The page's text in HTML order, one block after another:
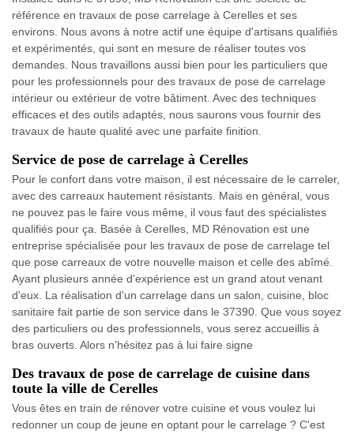
référence en travaux de pose carrelage à Cerelles et ses
environs. Nous avons à notre actif une équipe d'artisans qualifiés
et expérimentés, qui sont en mesure de réaliser toutes vos
demandes. Nous travaillons aussi bien pour les particuliers que
pour les professionnels pour des travaux de pose de carrelage
intérieur ou extérieur de votre bâtiment. Avec des techniques
efficaces et des outils adaptés, nous saurons vous fournir des
travaux de haute qualité avec une parfaite finition.
Service de pose de carrelage à Cerelles
Pour le confort dans votre maison, il est nécessaire de le carreler,
avec des carreaux hautement résistants. Mais en général, vous
ne pouvez pas le faire vous même, il vous faut des spécialistes
qualifiés pour ça. Basée à Cerelles, MD Rénovation est une
entreprise spécialisée pour les travaux de pose de carrelage tel
que pose carreaux de votre nouvelle maison et celle des abîmé.
Ayant plusieurs année d'expérience est un grand atout venant
d'eux. La réalisation d'un carrelage dans un salon, cuisine, bloc
sanitaire fait partie de son service dans le 37390. Que vous soyez
des particuliers ou des professionnels, vous serez accueillis à
bras ouverts. Alors n'hésitez pas à lui faire signe
Des travaux de pose de carrelage de cuisine dans
toute la ville de Cerelles
Vous êtes en train de rénover votre cuisine et vous voulez lui
redonner un coup de jeune en optant pour le carrelage ? C'est